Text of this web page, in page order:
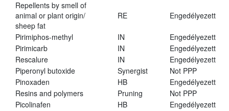
Repellents by smell of
animal or plant origin/
sheep fat
RE Engedélyezett
Pirimiphos-methyl IN
Engedélyezett
Pirimicarb
IN
Engedélyezett
Rescalure
IN
Engedélyezett
Piperonyl butoxide
Synergist
Not PPP
Pinoxaden
HB
Engedélyezett
Resins and polymers
Pruning
Not PPP
Picolinafen
HB
Engedélyezett